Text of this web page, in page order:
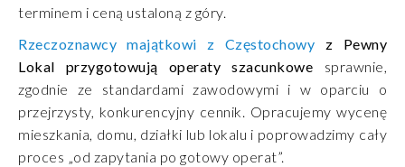
terminem i ceną ustaloną z góry.
Rzeczoznawcy majątkowi z Częstochowy z Pewny
Lokal przygotowują operaty szacunkowe sprawnie,
zgodnie ze standardami zawodowymi i w oparciu o
przejrzysty, konkurencyjny cennik. Opracujemy wycenę
mieszkania, domu, działki lub lokalu i poprowadzimy cały
proces „od zapytania po gotowy operat”.